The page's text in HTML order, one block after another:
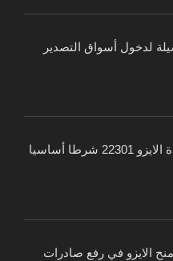
لدخول أسواق التصدير
لماذا أصبحت شهادة الايزو 22301 شرطا أساسيا
الايزو في رفع صادرات